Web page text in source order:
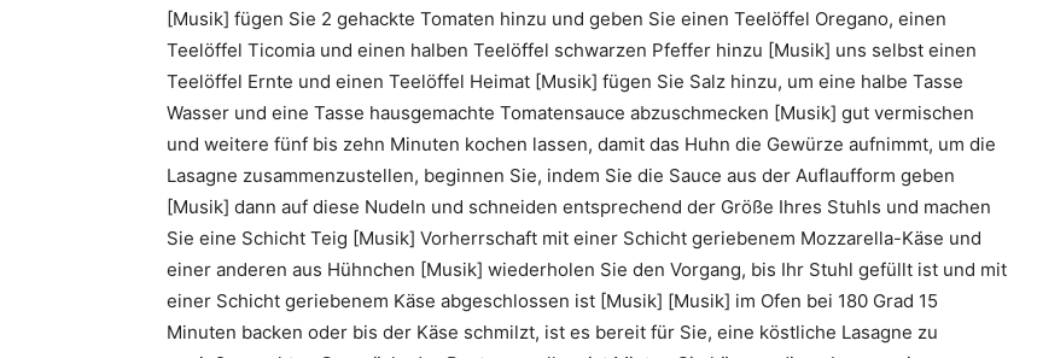
[Musik] fügen Sie 2 gehackte Tomaten hinzu und geben Sie einen Teelöffel Oregano, einen
Teelöffel Ticomia und einen halben Teelöffel schwarzen Pfeffer hinzu [Musik] uns selbst einen
Teelöffel Ernte und einen Teelöffel Heimat [Musik] fügen Sie Salz hinzu, um eine halbe Tasse
Wasser und eine Tasse hausgemachte Tomatensauce abzuschmecken [Musik] gut vermischen
und weitere fünf bis zehn Minuten kochen lassen, damit das Huhn die Gewürze aufnimmt, um die
Lasagne zusammenzustellen, beginnen Sie, indem Sie die Sauce aus der Auflaufform geben
[Musik] dann auf diese Nudeln und schneiden entsprechend der Größe Ihres Stuhls und machen
Sie eine Schicht Teig [Musik] Vorherrschaft mit einer Schicht geriebenem Mozzarella-Käse und
einer anderen aus Hühnchen [Musik] wiederholen Sie den Vorgang, bis Ihr Stuhl gefüllt ist und mit
einer Schicht geriebenem Käse abgeschlossen ist [Musik] [Musik] im Ofen bei 180 Grad 15
Minuten backen oder bis der Käse schmilzt, ist es bereit für Sie, eine köstliche Lasagne zu